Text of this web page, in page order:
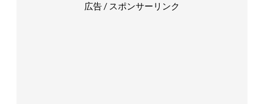
広告 / スポンサーリンク